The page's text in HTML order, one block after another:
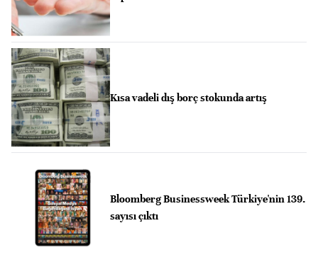
Kısa vadeli dış borç stokunda artış
Bloomberg Businessweek Türkiye'nin 139.
sayısı çıktı